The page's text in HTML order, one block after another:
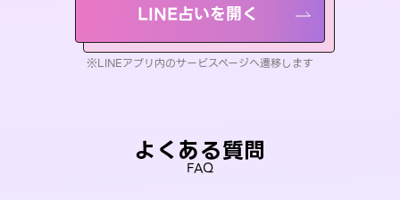
LINE占いを開く
※LINEアプリ内のサービスページへ遷移します
よくある質問
FAQ